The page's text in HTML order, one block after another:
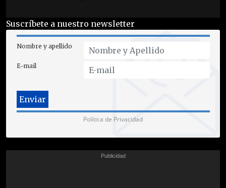
Suscríbete a nuestro newsletter
Nombre y apellido
E-mail
Política de Privacidad